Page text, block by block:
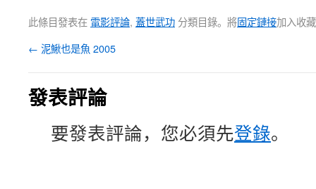
此條目發表在 電影評論, 蓋世武功 分類目錄。將固定鏈接加入收
← 泥鰍也是魚 2005
發表評論
要發表評論，您必須先登錄。